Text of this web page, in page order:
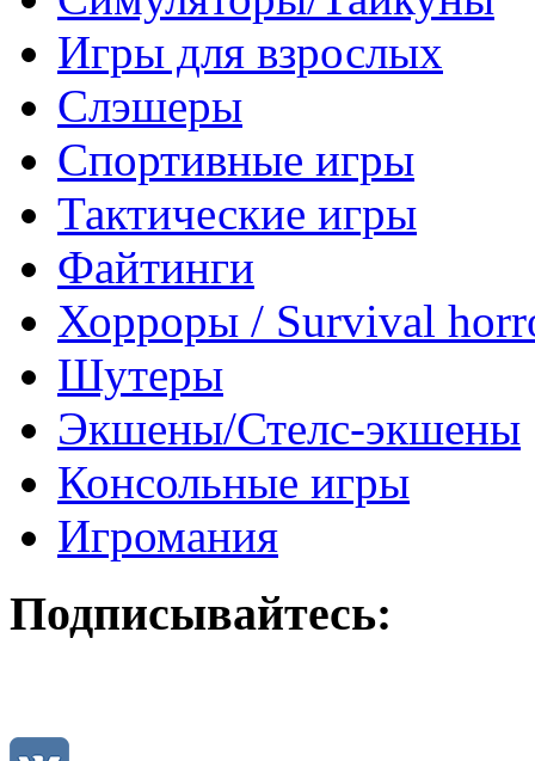
Игры для взрослых
Слэшеры
Спортивные игры
Тактические игры
Файтинги
Хорроры / Survival
Шутеры
Экшены/Стелс-экшены
Консольные игры
Игромания
Подписывайтесь: